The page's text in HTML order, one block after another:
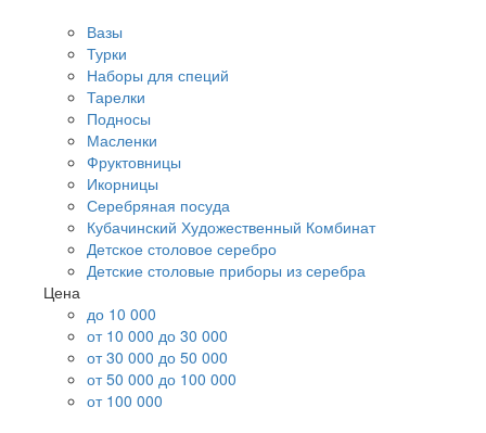
Вазы
Турки
Наборы для специй
Тарелки
Подносы
Масленки
Фруктовницы
Икорницы
Серебряная посуда
Кубачинский Художественный Комбинат
Детское столовое серебро
Детские столовые приборы из серебра
Цена
до 10 000
от 10 000 до 30 000
от 30 000 до 50 000
от 50 000 до 100 000
от 100 000